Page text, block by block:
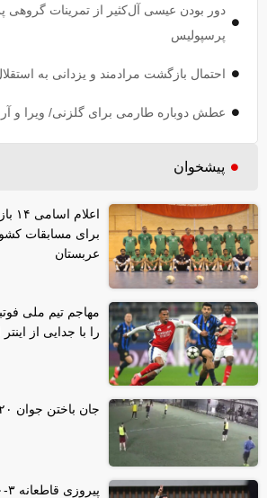
دور بودن عیسی آل‌کثیر از تمرینات گروهی
پرسپولیس
احتمال بازگشت مرادمند و یزدانی به
عطش دوباره طارمی برای گلزنی/ ویرا و
پیشخوان
برای مسابقات
عربستان
مهاجم تیم ملی
را با جدایی از
جان باختن جوان ۲۰ ساله در زمین فوتبال